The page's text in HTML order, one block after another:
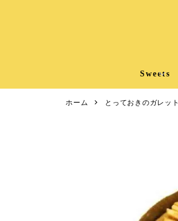
Sweets
ホーム とっておきのガレット